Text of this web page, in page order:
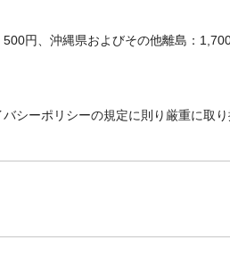
円、沖縄県およびその他離島：
シーポリシーの規定に則り厳重に取り